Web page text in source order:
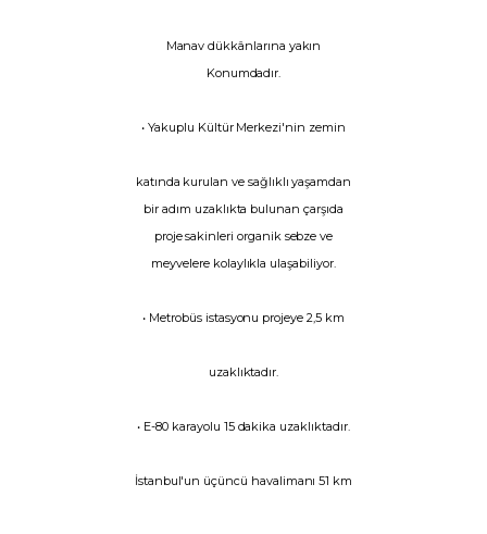
Manav dükkânlarına yakın
Konumdadır.
• Yakuplu Kültür Merkezi'nin zemin
katında kurulan ve sağlıklı yaşamdan
bir adım uzaklıkta bulunan çarşıda
proje sakinleri organik sebze ve
meyvelere kolaylıkla ulaşabiliyor.
• Metrobüs istasyonu projeye 2,5 km
uzaklıktadır.
• E-80 karayolu 15 dakika uzaklıktadır.
İstanbul'un üçüncü havalimanı 51 km